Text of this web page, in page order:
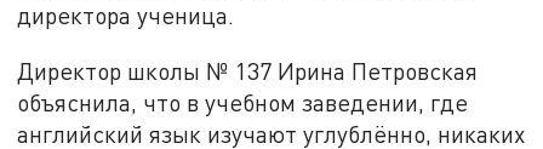
директора ученица.
Директор школы № 137 Ирина Петровская
объяснила, что в учебном заведении, где
английский язык изучают углублённо, никаких